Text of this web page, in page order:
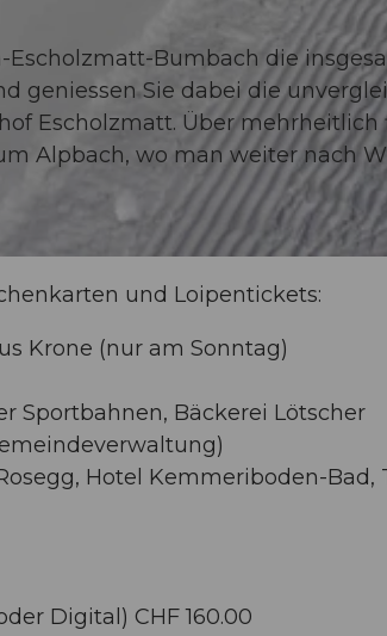
Bumbach die
geniessen Sie dabei die
Escholzmatt. Über mehrheitlich
Alpbach, wo man weiter nach
und Loipentickets:
Krone (nur am Sonntag)
Sportbahnen, Bäckerei Lötscher
Hotel Kemmeriboden-
Digital) CHF 160.00